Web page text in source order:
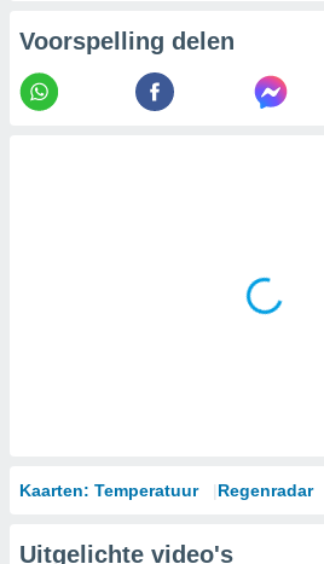
Voorspelling delen
Kaarten: Temperatuur Regenradar
Uitgelichte video's